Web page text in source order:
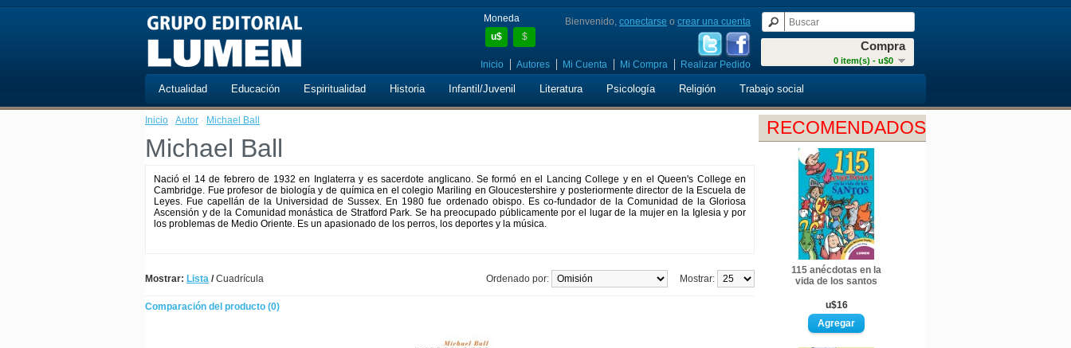
Moneda
u$
$
Compra
0 item(s) - u$0
Bienvenido, conectarse o crear una cuenta
Inicio Autores Mi Cuenta Mi Compra Realizar Pedido
Actualidad Educación Espiritualidad Historia Infantil/Juvenil Literatura Psicología Religión Trabajo social
RECOMENDADOS
115 anécdotas en la
vida de los santos
u$16
Inicio · Autor · Michael Ball
Michael Ball
Nació el 14 de febrero de 1932 en Inglaterra y es sacerdote anglicano. Se formó en el Lancing College y en el Queen's College en
Cambridge. Fue profesor de biología y de química en el colegio Mariling en Gloucestershire y posteriormente director de la Escuela de
Leyes. Fue capellán de la Universidad de Sussex. En 1980 fue ordenado obispo. Es co-fundador de la Comunidad de la Gloriosa
Ascensión y de la Comunidad monástica de Stratford Park. Se ha preocupado públicamente por el lugar de la mujer en la Iglesia y por
los problemas de Medio Oriente. Es un apasionado de los perros, los deportes y la música.
Mostrar: Lista /Cuadrícula Mostrar:
Ordenado por:
Comparación del producto (0)